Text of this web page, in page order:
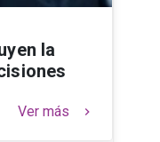
la
Ver más keyboard_arrow_right